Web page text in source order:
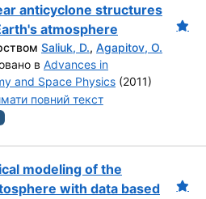
anticyclone structures
atmosphere
Saliuk, D., Agapitov, O.
в Advances in
and Space Physics (2011)
повний текст
modeling of the
with data based